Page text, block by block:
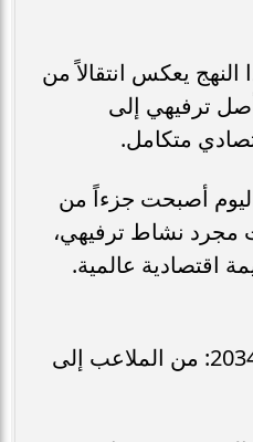
يعكس انتقالاً من
ترفيهي إلى
متكامل.
أصبحت جزءاً من
مجرد نشاط ترفيهي،
اقتصادية عالمية.
فرص استثمارية 2026–2034: من الملاعب إلى